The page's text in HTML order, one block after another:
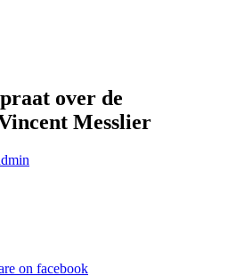
over de
Messlier